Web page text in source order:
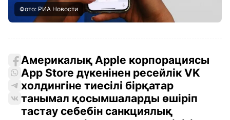
Фото: РИА Новости
Америкалық Apple корпорациясы
App Store дүкенінен ресейлік VK
холдингіне тиесілі бірқатар
танымал қосымшаларды өшіріп
тастау себебін санкциялық